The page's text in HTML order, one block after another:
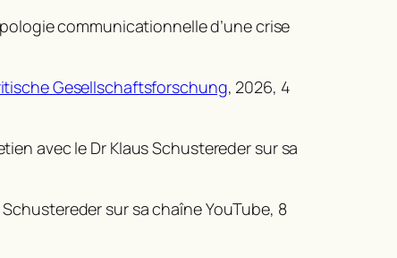
communicationnelle d’une crise
Gesellschaftsforschung, 2026, 4
avec le Dr Klaus Schustereder sur sa
sur sa chaîne YouTube, 8